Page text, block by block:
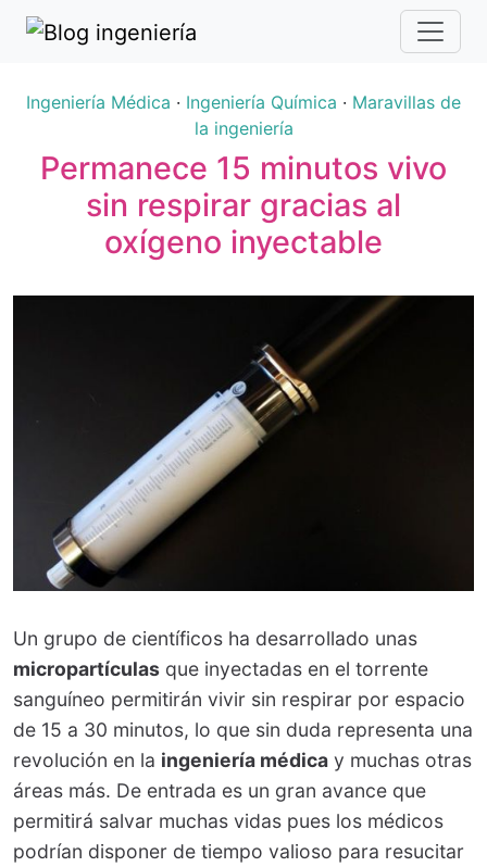
Ingeniería Médica · Ingeniería Química · Maravillas de
la ingeniería
Permanece 15 minutos vivo
sin respirar gracias al
oxígeno inyectable
Un grupo de científicos ha desarrollado unas
micropartículas que inyectadas en el torrente
sanguíneo permitirán vivir sin respirar por espacio
de 15 a 30 minutos, lo que sin duda representa una
revolución en la ingeniería médica y muchas otras
áreas más. De entrada es un gran avance que
permitirá salvar muchas vidas pues los médicos
podrían disponer de tiempo valioso para resucitar